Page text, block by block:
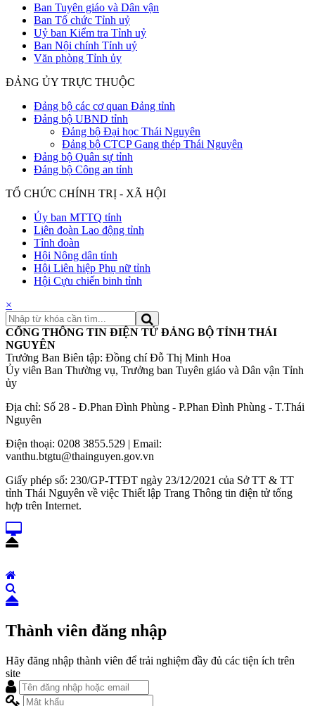
Ban Tuyên giáo và Dân vận
Ban Tổ chức Tỉnh uỷ
Uỷ ban Kiểm tra Tỉnh uỷ
Ban Nội chính Tỉnh uỷ
Văn phòng Tỉnh ủy
ĐẢNG ỦY TRỰC THUỘC
Đảng bộ các cơ quan Đảng tỉnh
Đảng bộ UBND tỉnh
Đảng bộ Đại học Thái Nguyên
Đảng bộ CTCP Gang thép Thái Nguyên
Đảng bộ Quân sự tỉnh
Đảng bộ Công an tỉnh
TỔ CHỨC CHÍNH TRỊ - XÃ HỘI
Ủy ban MTTQ tỉnh
Liên đoàn Lao động tỉnh
Tỉnh đoàn
Hội Nông dân tỉnh
Hội Liên hiệp Phụ nữ tỉnh
Hội Cựu chiến binh tỉnh
×
CỔNG THÔNG TIN ĐIỆN TỬ ĐẢNG BỘ TỈNH THÁI
NGUYÊN
Trưởng Ban Biên tập: Đồng chí Đỗ Thị Minh Hoa
Ủy viên Ban Thường vụ, Trưởng ban Tuyên giáo và Dân vận Tỉnh
ủy
Địa chỉ: Số 28 - Đ.Phan Đình Phùng - P.Phan Đình Phùng - T.Thái
Nguyên
Điện thoại: 0208 3855.529 | Email:
vanthu.btgtu@thainguyen.gov.vn
Giấy phép số: 230/GP-TTĐT ngày 23/12/2021 của Sở TT & TT
tỉnh Thái Nguyên về việc Thiết lập Trang Thông tin điện tử tổng
hợp trên Internet.
Thành viên đăng nhập
Hãy đăng nhập thành viên để trải nghiệm đầy đủ các tiện ích trên
site